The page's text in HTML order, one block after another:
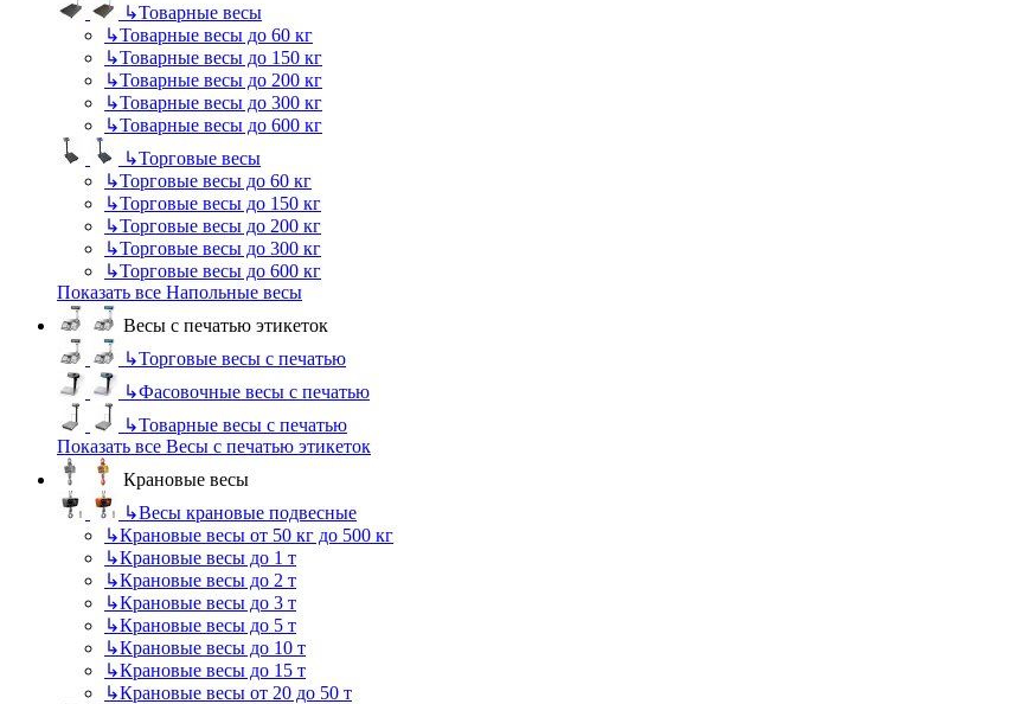
↳Товарные весы
↳Товарные весы до 60 кг
↳Товарные весы до 150 кг
↳Товарные весы до 200 кг
↳Товарные весы до 300 кг
↳Товарные весы до 600 кг
↳Торговые весы
↳Торговые весы до 60 кг
↳Торговые весы до 150 кг
↳Торговые весы до 200 кг
↳Торговые весы до 300 кг
↳Торговые весы до 600 кг
Показать все Напольные весы
Весы с печатью этикеток
↳Торговые весы с печатью
↳Фасовочные весы с печатью
↳Товарные весы с печатью
Показать все Весы с печатью этикеток
Крановые весы
↳Весы крановые подвесные
↳Крановые весы от 50 кг до 500 кг
↳Крановые весы до 1 т
↳Крановые весы до 2 т
↳Крановые весы до 3 т
↳Крановые весы до 5 т
↳Крановые весы до 10 т
↳Крановые весы до 15 т
↳Крановые весы от 20 до 50 т